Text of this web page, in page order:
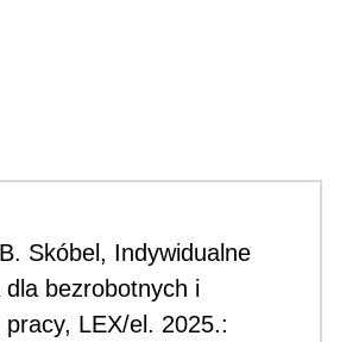
Skóbel, Indywidualne
dla bezrobotnych i
LEX/el. 2025.: